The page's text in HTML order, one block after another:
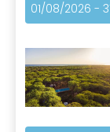
01/08/2026 -